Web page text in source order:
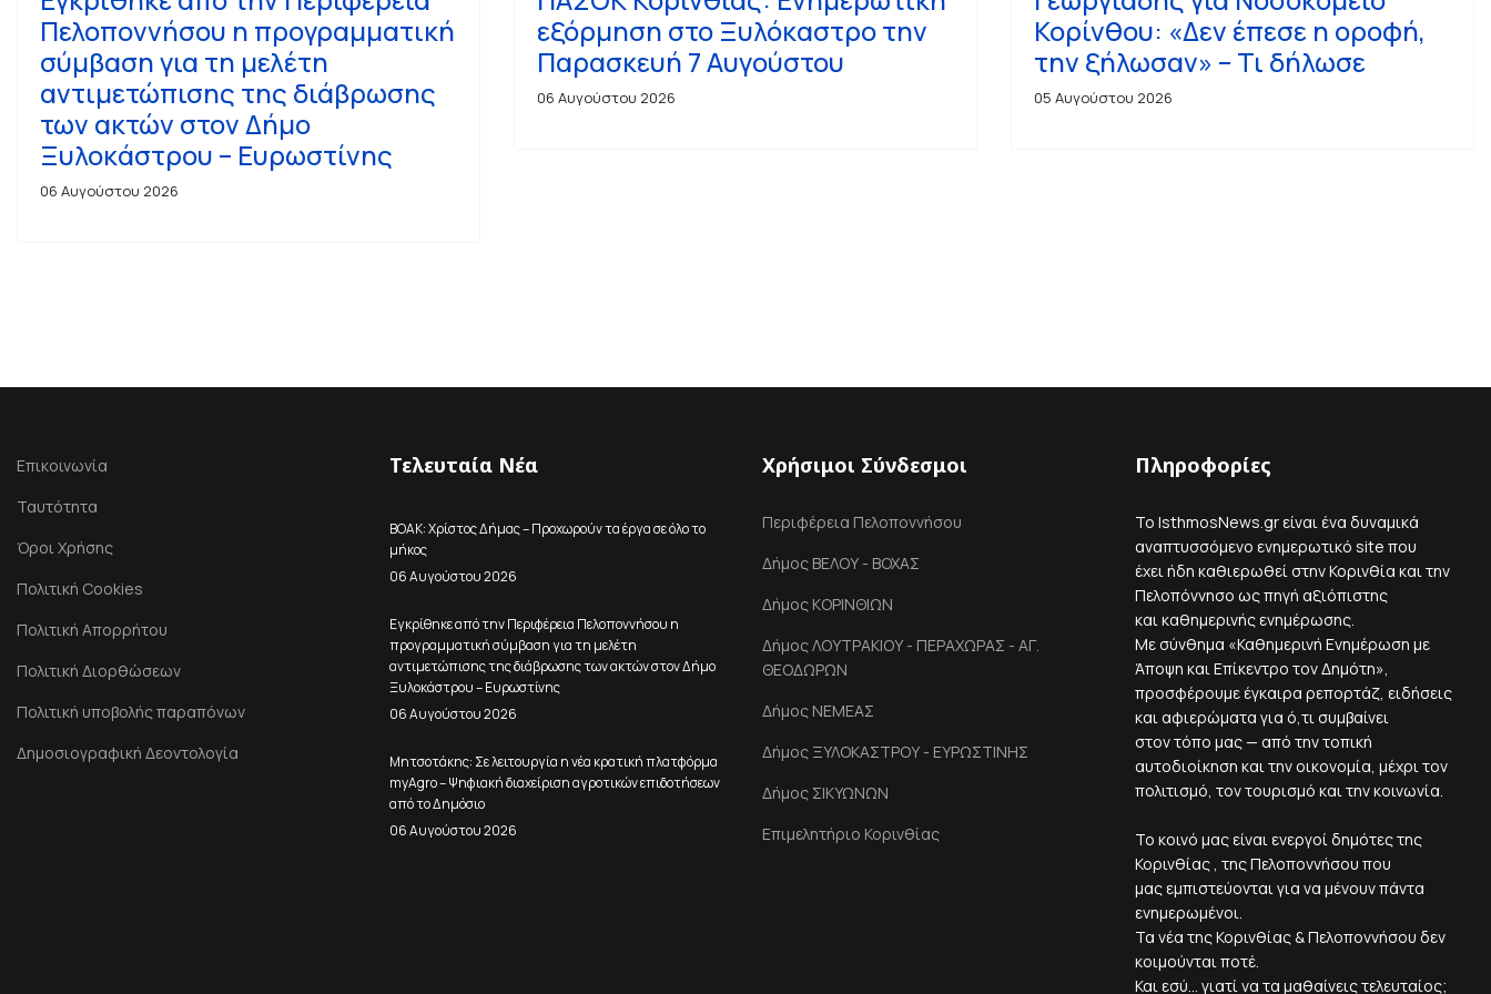
Πελοποννήσου η προγραμματική
σύμβαση για τη μελέτη
αντιμετώπισης της διάβρωσης
των ακτών στον Δήμο
Ξυλοκάστρου – Ευρωστίνης
06 Αυγούστου 2026
εξόρμηση στο Ξυλόκαστρο την
Παρασκευή 7 Αυγούστου
06 Αυγούστου 2026
Κορίνθου: «Δεν έπεσε η οροφή,
την ξήλωσαν» – Τι δήλωσε
05 Αυγούστου 2026
Επικοινωνία
Ταυτότητα
Όροι Χρήσης
Πολιτική Cookies
Πολιτική Απορρήτου
Πολιτική Διορθώσεων
Πολιτική υποβολής παραπόνων
Δημοσιογραφική Δεοντολογία
Τελευταία Νέα
ΒΟΑΚ: Χρίστος Δήμας – Προχωρούν τα έργα σε όλο το
μήκος
06 Αυγούστου 2026
Εγκρίθηκε από την Περιφέρεια Πελοποννήσου η
προγραμματική σύμβαση για τη μελέτη
αντιμετώπισης της διάβρωσης των ακτών στον Δήμο
Ξυλοκάστρου – Ευρωστίνης
06 Αυγούστου 2026
Μητσοτάκης: Σε λειτουργία η νέα κρατική πλατφόρμα
myAgro – Ψηφιακή διαχείριση αγροτικών επιδοτήσεων
από το Δημόσιο
06 Αυγούστου 2026
Χρήσιμοι Σύνδεσμοι
Περιφέρεια Πελοποννήσου
Δήμος ΒΕΛΟΥ - ΒΟΧΑΣ
Δήμος ΚΟΡΙΝΘΙΩΝ
Δήμος ΛΟΥΤΡΑΚΙΟΥ - ΠΕΡΑΧΩΡΑΣ - ΑΓ.
ΘΕΟΔΩΡΩΝ
Δήμος ΝΕΜΕΑΣ
Δήμος ΞΥΛΟΚΑΣΤΡΟΥ - ΕΥΡΩΣΤΙΝΗΣ
Δήμος ΣΙΚΥΩΝΩΝ
Επιμελητήριο Κορινθίας
Πληροφορίες
Το IsthmosNews.gr είναι ένα δυναμικά
αναπτυσσόμενο ενημερωτικό site που
έχει ήδη καθιερωθεί στην Κορινθία και την
Πελοπόννησο ως πηγή αξιόπιστης
και καθημερινής ενημέρωσης.
Με σύνθημα «Καθημερινή Ενημέρωση με
Άποψη και Επίκεντρο τον Δημότη»,
προσφέρουμε έγκαιρα ρεπορτάζ, ειδήσεις
και αφιερώματα για ό,τι συμβαίνει
στον τόπο μας — από την τοπική
αυτοδιοίκηση και την οικονομία, μέχρι τον
πολιτισμό, τον τουρισμό και την κοινωνία.
Το κοινό μας είναι ενεργοί δημότες της
Κορινθίας , της Πελοποννήσου που
μας εμπιστεύονται για να μένουν πάντα
ενημερωμένοι.
Τα νέα της Κορινθίας & Πελοποννήσου δεν
κοιμούνται ποτέ.
Και εσύ... γιατί να τα μαθαίνεις τελευταίος;